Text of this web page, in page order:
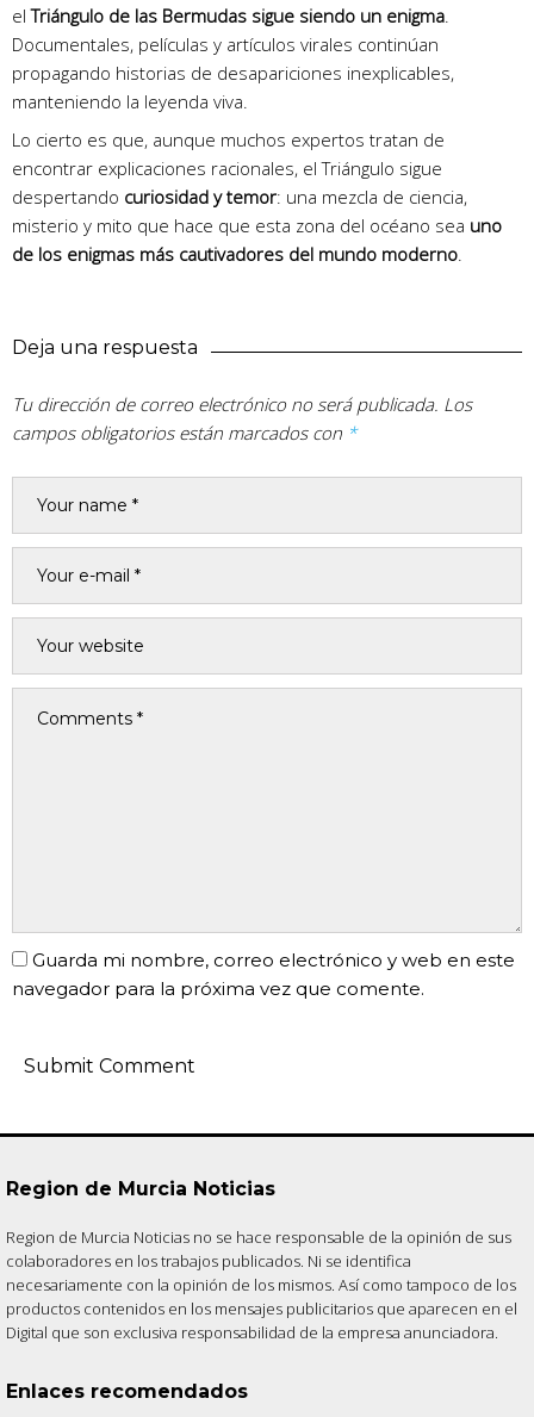
elTriángulo de las Bermudas sigue siendo un enigma
Documentales, películas y artículos virales continúan
propagando historias de desapariciones inexplicables,
manteniendo la leyenda viva.
Lo cierto es que, aunque muchos expertos tratan de
encontrar explicaciones racionales, el Triángulo sigue
despertando curiosidad y temor: una mezcla de ciencia,
misterio y mito que hace que esta zona del océano sea uno
de los enigmas más cautivadores del mundo moderno
Deja una respuesta
Tu dirección de correo electrónico no será publicada. Los
campos obligatorios están marcados con *
Guarda mi nombre, correo electrónico y web en este
navegador para la próxima vez que comente.
Region de Murcia Noticias
Region de Murcia Noticias no se hace responsable de la opinión de sus
colaboradores en los trabajos publicados. Ni se identifica
necesariamente con la opinión de los mismos. Así como tampoco de los
productos contenidos en los mensajes publicitarios que aparecen en el
Digital que son exclusiva responsabilidad de la empresa anunciadora.
Enlaces recomendados